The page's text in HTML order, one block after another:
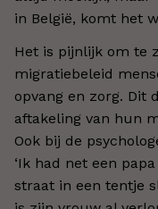
in België, komt het
Het is pijnlijk om te
migratiebeleid
opvang en zorg. Dit
aftakeling van hun
Ook bij de
‘Ik had net een
straat in een tentje